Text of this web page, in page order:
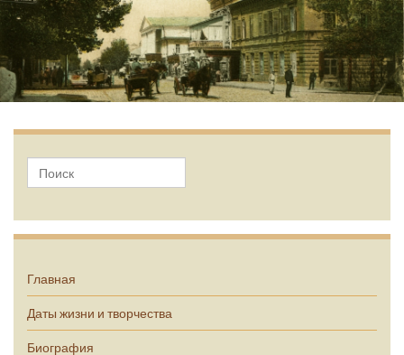
Главная
Даты жизни и творчества
Биография